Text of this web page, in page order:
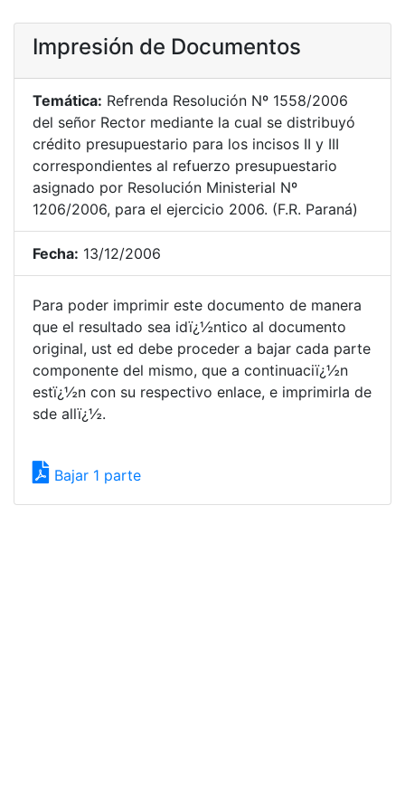
Impresión de Documentos
Temática: Refrenda Resolución Nº 1558/2006
del señor Rector mediante la cual se distribuyó
crédito presupuestario para los incisos II y III
correspondientes al refuerzo presupuestario
asignado por Resolución Ministerial Nº
1206/2006, para el ejercicio 2006. (F.R. Paraná)
Fecha: 13/12/2006
Para poder imprimir este documento de manera
que el resultado sea idï¿½ntico al documento
original, ust ed debe proceder a bajar cada parte
componente del mismo, que a continuaciï¿½n
estï¿½n con su respectivo enlace, e imprimirla de
sde allï¿½.
Bajar 1 parte